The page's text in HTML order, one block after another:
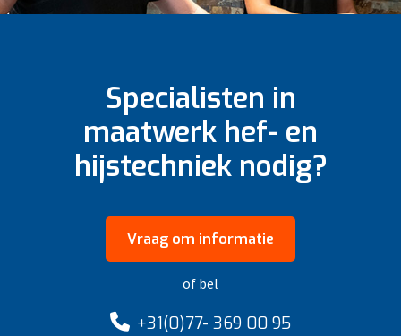
Specialisten in
maatwerk hef- en
hijstechniek nodig?
Vraag om informatie
of bel
+31(0)77- 369 00 95